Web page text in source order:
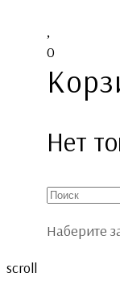
0
Нет
Наберите
scroll